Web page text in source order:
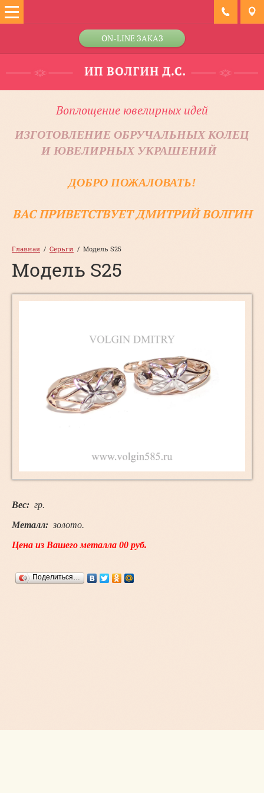
ON-LINE ЗАКАЗ
Воплощение ювелирных идей
ИЗГОТОВЛЕНИЕ ОБРУЧАЛЬНЫХ КОЛЕЦ
И ЮВЕЛИРНЫХ УКРАШЕНИЙ
ДОБРО ПОЖАЛОВАТЬ!
ВАС ПРИВЕТСТВУЕТ ДМИТРИЙ ВОЛГИН
Главная
  /
Серьги
  /  Модель S25
Модель S25
Вес: гр.
Металл: золото.
Цена из Вашего металла 00 руб.
Поделиться…